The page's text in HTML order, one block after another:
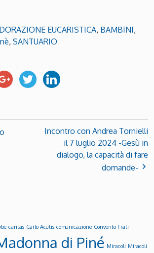
EUCARISTICA, BAMBINI,
, SANTUARIO
Incontro con Andrea Tornielli
il 7 luglio 2024 -Gesù in
dialogo, la capacità di fare
domande-
caritas Carlo Acutis comunicazione Convento Frati
di Piné Miracoli Miracoli